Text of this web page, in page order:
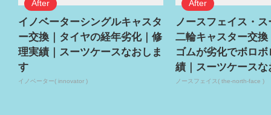
イノベーターシングルキャスタ
ー交換｜タイヤの経年劣化｜修
理実績｜スーツケースなおしま
す
イノベーター( innovator )
ノースフェイス・
二輪キャスター交換
ゴムが劣化でボロ
績｜スーツケースな
ノースフェイス( the-north-face )